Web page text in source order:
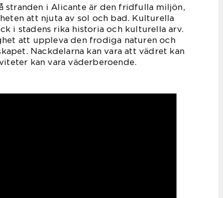
stranden i Alicante är den fridfulla miljön,
att njuta av sol och bad. Kulturella
i stadens rika historia och kulturella arv.
att uppleva den frodiga naturen och
Nackdelarna kan vara att vädret kan
kan vara väderberoende.